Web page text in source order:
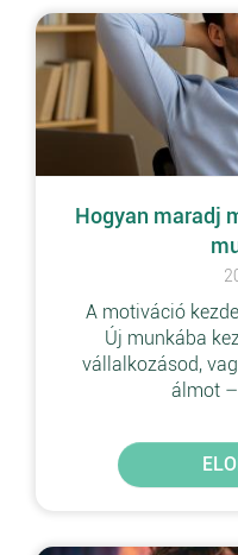
Hogyan maradj
A motiváció
Új munkába
vállalkozásod,
álmot